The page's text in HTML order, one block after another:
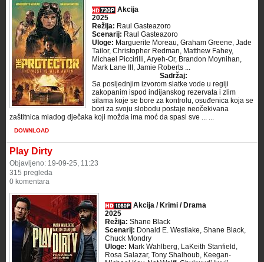
Akcija
2025
Režija: Raul Gasteazoro
Scenarij: Raul Gasteazoro
Uloge: Marguerite Moreau, Graham Greene, Jade
Tailor, Christopher Redman, Matthew Fahey,
Michael Piccirilli, Aryeh-Or, Brandon Moynihan,
Mark Lane III, Jamie Roberts ...
Sadržaj:
Sa posljednjim izvorom slatke vode u regiji
zakopanim ispod indijanskog rezervata i zlim
silama koje se bore za kontrolu, osuđenica koja se
bori za svoju slobodu postaje neočekivana
zaštitnica mladog dječaka koji možda ima moć da spasi sve ... ...
DOWNLOAD
Play Dirty
Objavljeno: 19-09-25, 11:23
315 pregleda
0 komentara
Akcija / Krimi / Drama
2025
Režija: Shane Black
Scenarij: Donald E. Westlake, Shane Black,
Chuck Mondry
Uloge: Mark Wahlberg, LaKeith Stanfield,
Rosa Salazar, Tony Shalhoub, Keegan-